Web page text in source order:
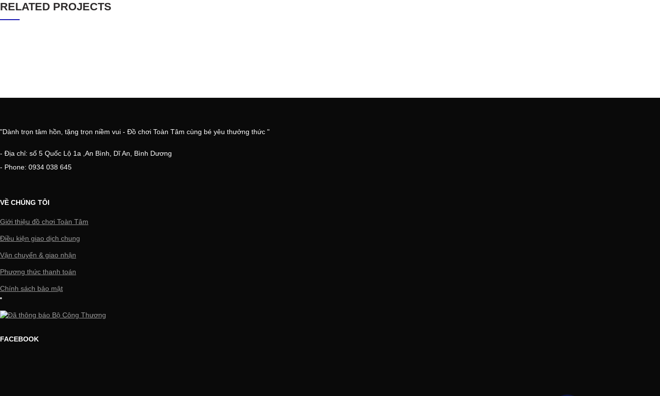
RELATED PROJECTS
"Dành trọn tâm hồn, tặng trọn niềm vui - Đồ chơi Toàn Tâm cùng bé yêu thưởng thức "
- Địa chỉ: số 5 Quốc Lộ 1a ,An Bình, Dĩ An, Bình Dương
- Phone: 0934 038 645
VỀ CHÚNG TÔI
Giới thiệu đồ chơi Toàn Tâm
Điều kiện giao dịch chung
Vận chuyển & giao nhận
Phương thức thanh toán
Chính sách bảo mật
FACEBOOK